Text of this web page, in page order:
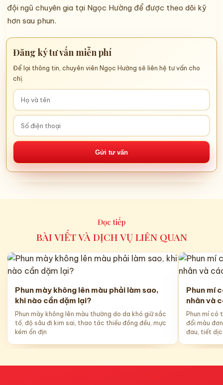
đội ngũ chuyên gia tại Ngọc Hường để được theo dõi kỹ
hơn sau phun.
Đăng ký tư vấn miễn phí
Để lại thông tin, chuyên viên Ngọc Hường sẽ liên hệ tư vấn cho
chị.
Gửi tư vấn
Đọc tiếp
BÀI VIẾT VÀ DỊCH VỤ LIÊN QUAN
Phun mày không lên màu phải làm sao,
khi nào cần dặm lại?
Phun mày không lên màu thường do da khó giữ sắc
tố, độ sâu đi kim sai, thao tác thiếu đồng đều, mực
kém ổn địn
Phun mí
nhân và
Phun mí có
đổi màu
đau, tiết dịc